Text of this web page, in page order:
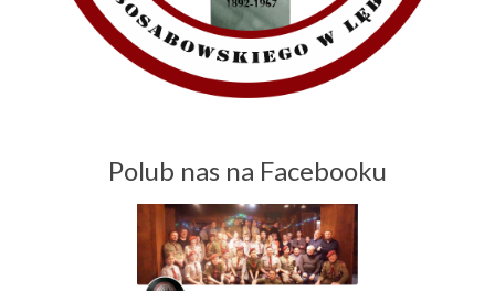
Polub nas na Facebooku